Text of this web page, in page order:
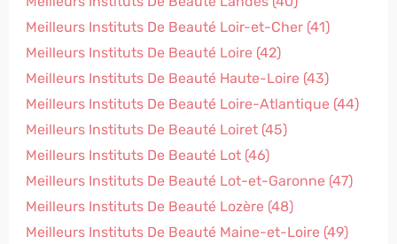
Meilleurs Instituts De Beauté Loir-et-Cher (41)
Meilleurs Instituts De Beauté Loire (42)
Meilleurs Instituts De Beauté Haute-Loire (43)
Meilleurs Instituts De Beauté Loire-Atlantique (44)
Meilleurs Instituts De Beauté Loiret (45)
Meilleurs Instituts De Beauté Lot (46)
Meilleurs Instituts De Beauté Lot-et-Garonne (47)
Meilleurs Instituts De Beauté Lozère (48)
Meilleurs Instituts De Beauté Maine-et-Loire (49)